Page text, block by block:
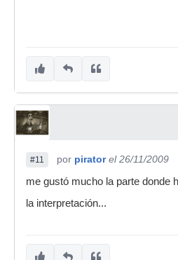
#11 por pirator el 26/11/2009
me gustó mucho la parte donde
la interpretación...